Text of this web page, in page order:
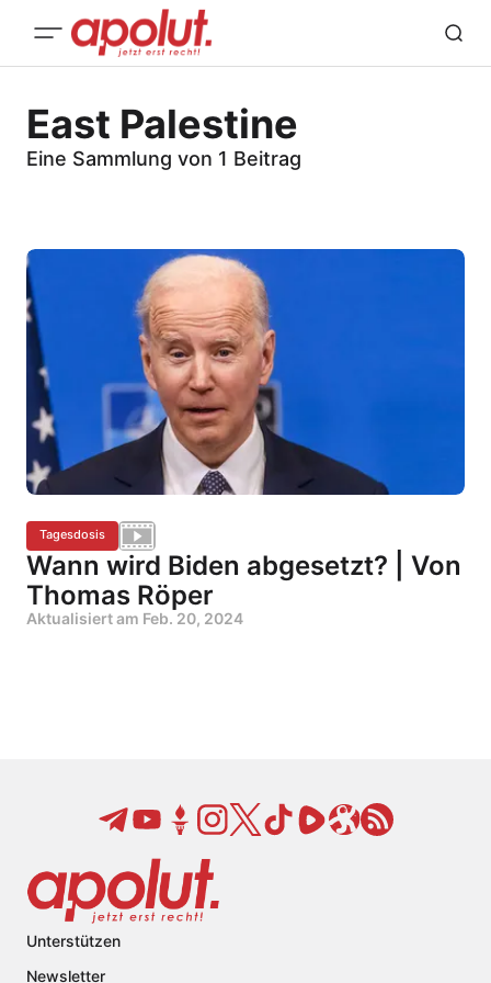
East Palestine
Eine Sammlung von 1 Beitrag
Tagesdosis
Wann wird Biden abgesetzt? | Von
Thomas Röper
Aktualisiert am Feb. 20, 2024
Unterstützen
Newsletter